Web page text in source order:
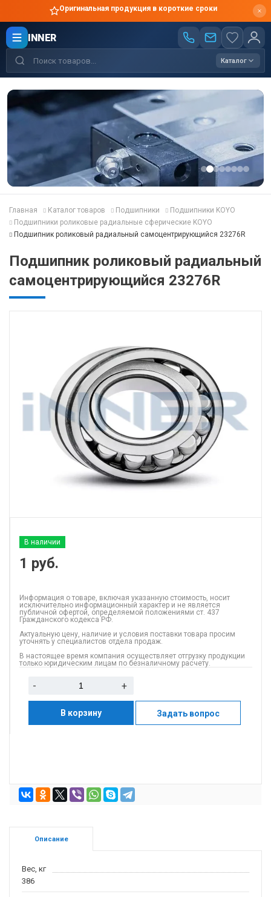
Оригинальная продукция в короткие сроки
INNER
Каталог
Главная Каталог товаров Подшипники
Подшипники KOYO
Подшипники роликовые радиальные сферические KOYO
Подшипник роликовый радиальный самоцентрирующийся 23276R
Подшипник роликовый радиальный
самоцентрирующийся 23276R
В наличии
1 руб.
Информация о товаре, включая указанную стоимость, носит
исключительно информационный характер и не является
публичной офертой, определяемой положениями ст. 437
Гражданского кодекса РФ.
Актуальную цену, наличие и условия поставки товара просим
уточнять у специалистов отдела продаж.
В настоящее время компания осуществляет отгрузку продукции
только юридическим лицам по безналичному расчету.
- +
В корзину Задать вопрос
Описание
Вес, кг
386